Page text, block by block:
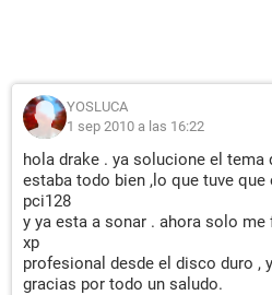
YOSLUCA
1 sep 2010 a las 16:22
hola drake . ya solucione el tema
estaba todo bien ,lo que tuve
pci128
y ya esta a sonar . ahora solo
xp
profesional desde el disco duro ,
gracias por todo un saludo.